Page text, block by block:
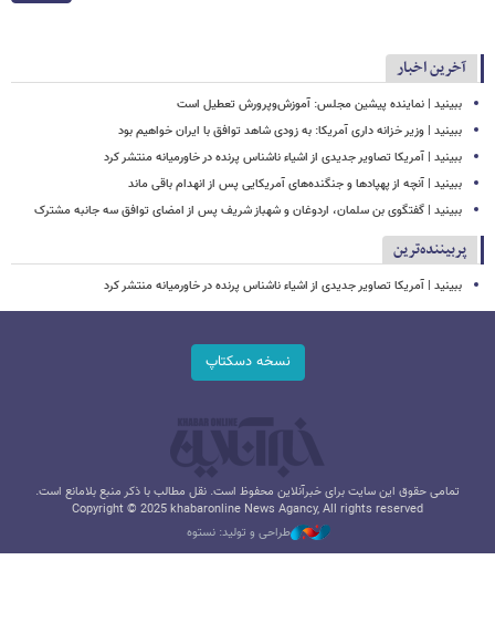
آخرین اخبار
ببینید | نماینده پیشین مجلس: آموزش‌وپرورش تعطیل است
ببینید | وزیر خزانه داری آمریکا: به زودی شاهد توافق با ایران خواهیم بود
ببینید | آمریکا تصاویر جدیدی از اشیاء ناشناس پرنده در خاورمیانه منتشر کرد
ببینید | آنچه از پهپادها و جنگنده‌های آمریکایی پس از انهدام باقی ماند
ببینید | گفتگوی بن سلمان، اردوغان و شهباز شریف پس از امضای توافق سه جانبه مشترک
پربیننده‌ترین
ببینید | آمریکا تصاویر جدیدی از اشیاء ناشناس پرنده در خاورمیانه منتشر کرد
نسخه دسکتاپ
تمامی حقوق این سایت برای خبرآنلاین محفوظ است. نقل مطالب با ذکر منبع بلامانع است.
Copyright © 2025 khabaronline News Agancy, All rights reserved
طراحی و تولید: نستوه